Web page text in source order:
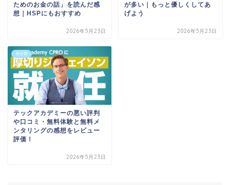
ためのお金の話」を読んだ感
想｜HSPにもおすすめ
2026年5月23日
が多い｜もっと優しくしてあ
げよう
2026年5月23日
未分類
テックアカデミーの悪い評判
や口コミ・無料体験と無料メ
ンタリングの感想をレビュー
評価！
2026年5月23日